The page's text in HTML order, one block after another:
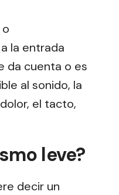
la entrada
da cuenta o es
al sonido, la
el tacto,
leve?
decir un